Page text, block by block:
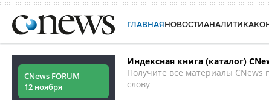
ГЛАВНАЯНОВОСТИАНАЛИТИКА
CNews FORUM
12 ноября
Индексная книга (каталог)
Получите все материалы CNews
слову